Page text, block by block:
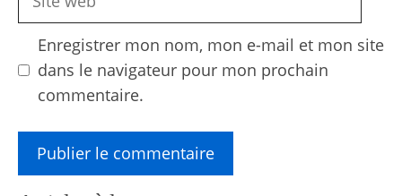
Enregistrer mon nom, mon e-mail et mon site
dans le navigateur pour mon prochain
commentaire.